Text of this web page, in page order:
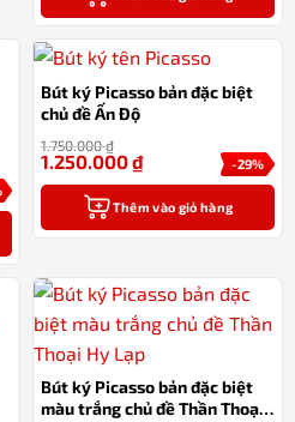
Bút ký Picasso bản đặc biệt
chủ đề Ấn Độ
1.750.000₫
-29%
1.250.000₫
Thêm vào giỏ hàng
Bút ký Picasso bản đặc biệt
màu trắng chủ đề Thần Thoại